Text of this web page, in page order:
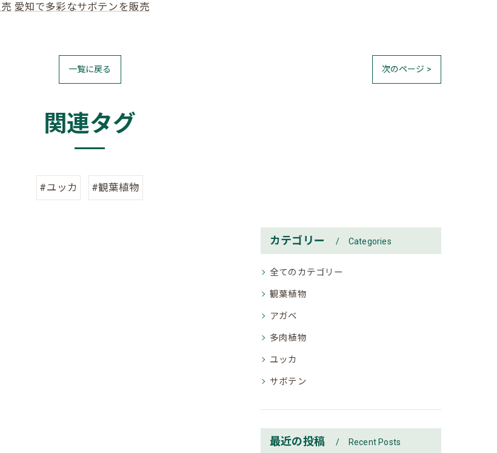
愛知で多彩なサボテンを販売
一覧に戻る 次のページ >
関連タグ
#ユッカ #観葉植物
カテゴリー Categories
全てのカテゴリー
観葉植物
アガベ
多肉植物
ユッカ
サボテン
最近の投稿 Recent Posts